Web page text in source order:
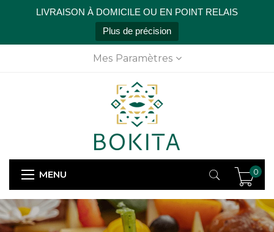
LIVRAISON À DOMICILE OU EN POINT RELAIS
Plus de précision
Mes Paramètres
MENU 0